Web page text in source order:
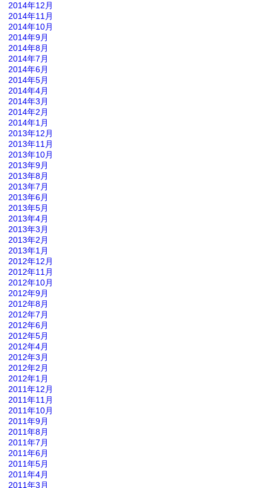
2014年12月
2014年11月
2014年10月
2014年9月
2014年8月
2014年7月
2014年6月
2014年5月
2014年4月
2014年3月
2014年2月
2014年1月
2013年12月
2013年11月
2013年10月
2013年9月
2013年8月
2013年7月
2013年6月
2013年5月
2013年4月
2013年3月
2013年2月
2013年1月
2012年12月
2012年11月
2012年10月
2012年9月
2012年8月
2012年7月
2012年6月
2012年5月
2012年4月
2012年3月
2012年2月
2012年1月
2011年12月
2011年11月
2011年10月
2011年9月
2011年8月
2011年7月
2011年6月
2011年5月
2011年4月
2011年3月